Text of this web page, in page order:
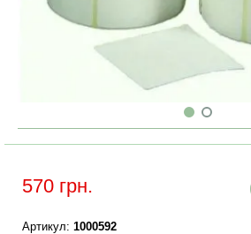
570 грн.
Артикул: 1000592